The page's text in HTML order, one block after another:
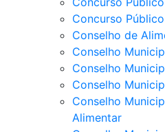
Concurso
Conselho de
Conselho
Conselho
Conselho
Conselho
Alimentar